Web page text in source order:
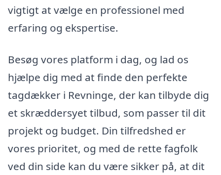
vigtigt at vælge en professionel med
erfaring og ekspertise.
Besøg vores platform i dag, og lad os
hjælpe dig med at finde den perfekte
tagdækker i Revninge, der kan tilbyde dig
et skræddersyet tilbud, som passer til dit
projekt og budget. Din tilfredshed er
vores prioritet, og med de rette fagfolk
ved din side kan du være sikker på, at dit